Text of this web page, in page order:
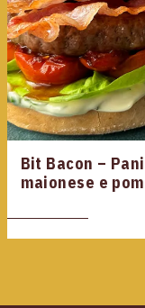
Bit Bacon –
maionese e